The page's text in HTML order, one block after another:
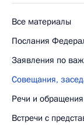
Все материалы
Послания
Заявления по
Совещания,
Речи и обращения
Встречи с